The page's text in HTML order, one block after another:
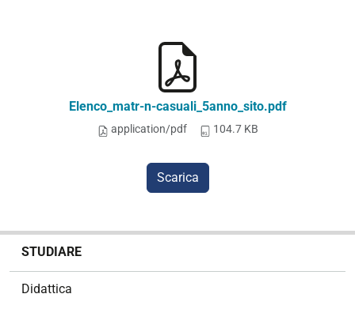
Elenco_matr-n-casuali_5anno_sito.pdf
application/pdf 104.7 KB
Scarica
STUDIARE
Didattica